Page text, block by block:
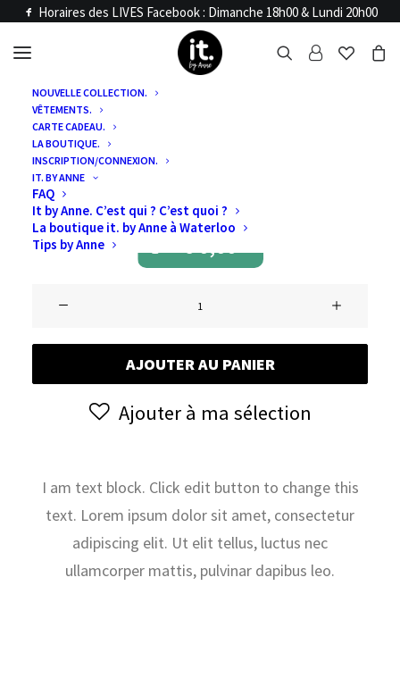
Horaires des LIVES Facebook : Dimanche 18h00 & Lundi 20h00
NOUVELLE COLLECTION.
VÊTEMENTS.
CARTE CADEAU.
LA BOUTIQUE.
INSCRIPTION/CONNEXION.
IT. BY ANNE
FAQ
It by Anne. C’est qui ? C’est quoi ?
La boutique it. by Anne à Waterloo
Tips by Anne
Accueil Non classé
VENTES LIVE DU
LUNDI 13/11
€0,00
Ventes
Live
du
Lundi
AJOUTER AU PANIER
Ajouter à ma sélection
I am text block. Click edit button to change this
text. Lorem ipsum dolor sit amet, consectetur
adipiscing elit. Ut elit tellus, luctus nec
ullamcorper mattis, pulvinar dapibus leo.